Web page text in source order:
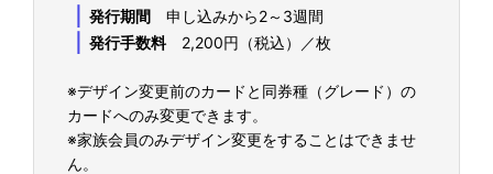
｜ 発行期間 申し込みから2～3週間
｜ 発行手数料 2,200円（税込）／枚
※デザイン変更前のカードと同券種（グレード）の
カードへのみ変更できます。
※家族会員のみデザイン変更をすることはできませ
ん。